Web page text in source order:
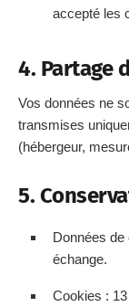
accepté les
4. Partage
Vos données ne
transmises
(hébergeur,
5.
Données de
échange.
Cookies :